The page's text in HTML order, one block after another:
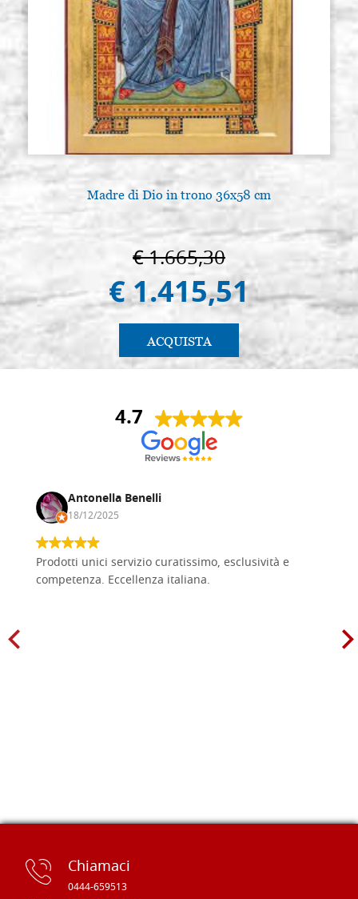
Madre di Dio in trono 36x58 cm
€ 1.665,30
€ 1.415,51
ACQUISTA
4.7
Antonella Benelli
18/12/2025
Prodotti unici servizio curatissimo, esclusività e
competenza. Eccellenza italiana.
Chiamaci
0444-659513